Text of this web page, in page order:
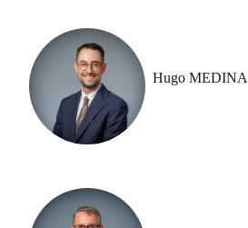
Hugo MEDINA